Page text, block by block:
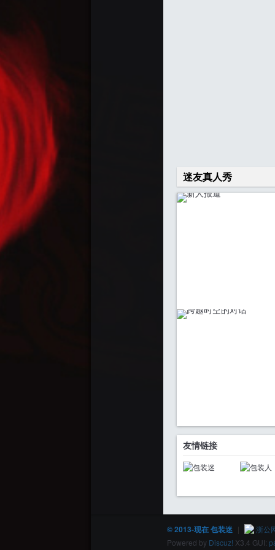
迷友真人秀
友情链接
© 2013-现在 包装迷 |
浙公
Powered by Discuz! X3.4 GUI: